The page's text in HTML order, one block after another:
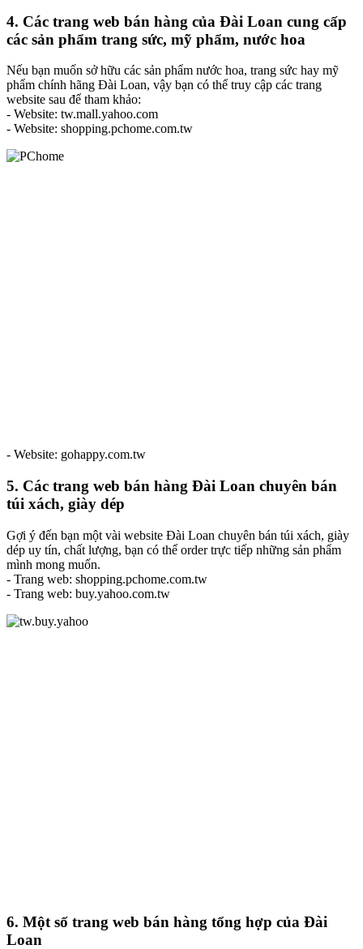
4. Các trang web bán hàng của Đài Loan cung cấp
các sản phẩm trang sức, mỹ phẩm, nước hoa
Nếu bạn muốn sở hữu các sản phẩm nước hoa, trang sức hay mỹ
phẩm chính hãng Đài Loan, vậy bạn có thể truy cập các trang
website sau để tham khảo:
- Website: tw.mall.yahoo.com
- Website: shopping.pchome.com.tw
- Website: gohappy.com.tw
5. Các trang web bán hàng Đài Loan chuyên bán
túi xách, giày dép
Gợi ý đến bạn một vài website Đài Loan chuyên bán túi xách, giày
dép uy tín, chất lượng, bạn có thể order trực tiếp những sản phẩm
mình mong muốn.
- Trang web: shopping.pchome.com.tw
- Trang web: buy.yahoo.com.tw
6. Một số trang web bán hàng tổng hợp của Đài
Loan